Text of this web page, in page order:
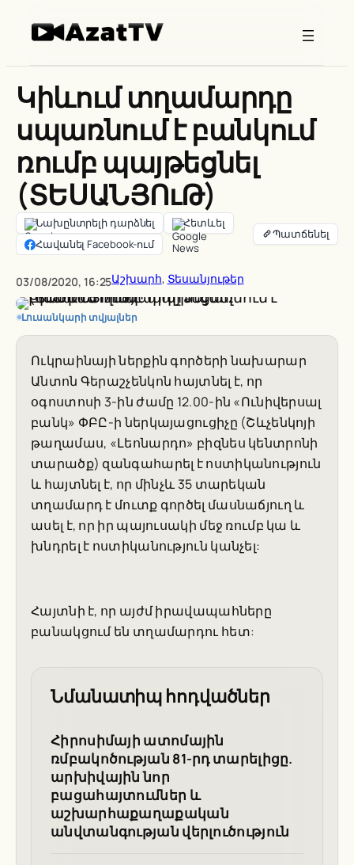
Կիևում տղամարդը
սպառնում է բանկում
ռումբ պայթեցնել
(ՏԵՍԱՆՅՈւԹ)
Նախընտրելի դարձնել
Հետևել
Հավանել Facebook-ում
03/08/2020, 16:25Աշխարհ, Տեսանյութեր
Լուսանկարի տվյալներ
Ուկրաինայի ներքին գործերի նախարար
Անտոն Գերաշչենկոն հայտնել է, որ
օգոստոսի 3-ին ժամը 12.00-ին «Ունիվերսալ
բանկ» ՓԲԸ-ի ներկայացուցիչը (Շևչենկոյի
թաղամաս, «Լեոնարդո» բիզնես կենտրոնի
տարածք) զանգահարել է ոստիկանություն
և հայտնել է, որ մինչև 35 տարեկան
տղամարդ է մուտք գործել մասնաճյուղ և
ասել է, որ իր պայուսակի մեջ ռումբ կա և
խնդրել է ոստիկանություն կանչել:
Հայտնի է, որ այժմ իրավապահները
բանակցում են տղամարդու հետ:
Նմանատիպ հոդվածներ
Հիրոսիմայի ատոմային
ռմբակոծության 81-րդ տարելիցը.
արխիվային նոր
բացահայտումներ և
աշխարհաքաղաքական
անվտանգության վերլուծություն